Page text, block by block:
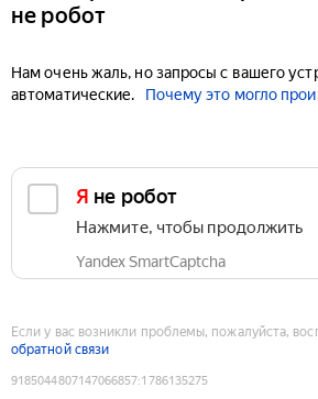
не робот
Нам очень жаль, но запросы с вашего
автоматические.
Почему это могло
Я не робот
Нажмите, чтобы продолжить
Yandex SmartCaptcha
Если у вас возникли проблемы, пожалуйста,
обратной связи
9185044807147066857:1786135275